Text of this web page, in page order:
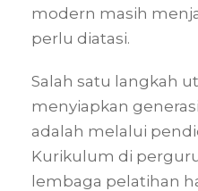
modern masih
perlu diatasi.
Salah satu langkah
menyiapkan
adalah melalui
Kurikulum di
lembaga pelatihan